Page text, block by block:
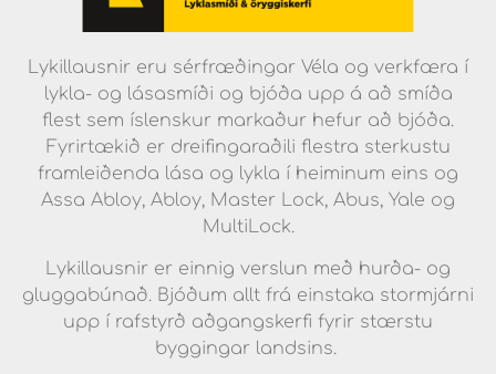
Lykillausnir eru sérfræðingar Véla og verkfæra í
lykla- og lásasmíði og bjóða upp á að smíða
flest sem íslenskur markaður hefur að bjóða.
Fyrirtækið er dreifingaraðili flestra sterkustu
framleiðenda lása og lykla í heiminum eins og
Assa Abloy, Abloy, Master Lock, Abus, Yale og
MultiLock.
Lykillausnir er einnig verslun með hurða- og
gluggabúnað. Bjóðum allt frá einstaka stormjárni
upp í rafstyrð aðgangskerfi fyrir stærstu
byggingar landsins.